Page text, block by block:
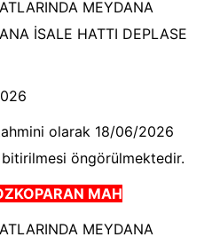
MEYDANA
İSALE HATTI DEPLASE
tahmini olarak 18/06/2026
öngörülmektedir.
MAH
MEYDANA